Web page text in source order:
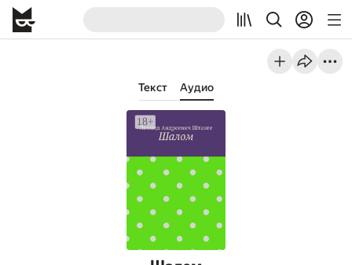
Текст Аудио